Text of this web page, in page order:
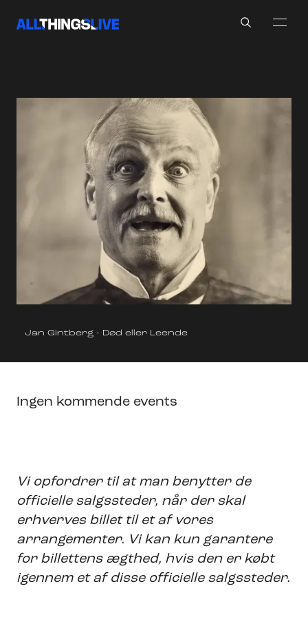
Jan Gintberg - Død eller Leende
Ingen kommende events
Vi opfordrer til at man benytter de
officielle salgssteder, når der skal
erhverves billet til et af vores
arrangementer. Vi kan kun garantere
for billettens ægthed, hvis den er købt
igennem et af disse officielle salgssteder.